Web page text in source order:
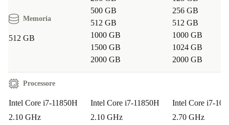
porte ti consentono di lavorare ovunque, senza
compromessi.
Quanto è affidabile un portatile ricondizionato?
testato, igienizzato e garantito per darti la tranquillità che
cerchi.
Memoria
512 GB
500 GB
512 GB
1000 GB
1500 GB
2000 GB
256 GB
512 GB
1000 GB
1024 GB
2000 GB
Processore
Intel Core i7-11850H
2.10 GHz
Intel Core i7-11850H
2.10 GHz
Intel Core i7-
2.70 GHz